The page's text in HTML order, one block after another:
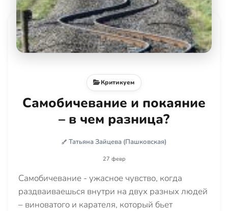
Критикуем
Самобичевание и покаяние
– в чем разница?
Татьяна Зайцева (Пашковская)
27 февр
Самобичевание - ужасное чувство, когда
раздваиваешься внутри на двух разных людей
– виноватого и карателя, который бьет